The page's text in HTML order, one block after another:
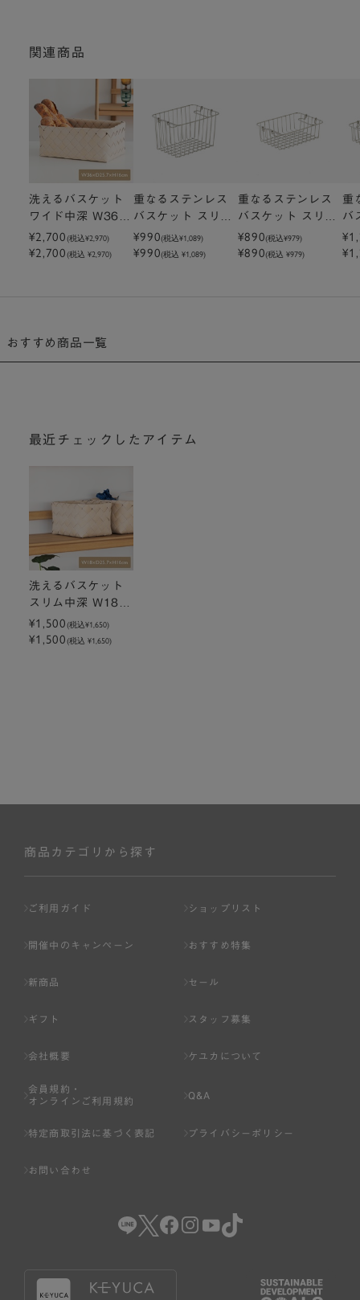
関連商品
洗えるバスケット
ワイド中深 W36×
D25.7×H16cm
¥2,700(税込¥2,970)
¥2,700(税込 ¥2,970)
重なるステンレス
バスケット スリム
中深｜W18.5×D2
8.8×H16.5cm
¥990(税込¥1,089)
¥990(税込 ¥1,089)
重なるステンレス
バスケット スリム
浅｜W18.5×D28.
8×H8.5cm
¥890(税込¥979)
¥890(税込 ¥979)
重
バ
浅
おすすめ商品一覧
最近チェックしたアイテム
洗えるバスケット
スリム中深 W18×
D25.7×H16cm
¥1,500(税込¥1,650)
¥1,500(税込 ¥1,650)
商品カテゴリから探す
ご利用ガイド ショップリスト
開催中のキャンペーン おすすめ特集
新商品 セール
ギフト スタッフ募集
会社概要 ケユカについて
会員規約・
オンラインご利用規約
Q&A
特定商取引法に基づく表記 プライバシーポリシー
お問い合わせ